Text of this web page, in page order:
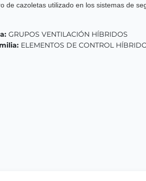
de cazoletas utilizado en los sistemas de
GRUPOS VENTILACIÓN HÍBRIDOS
ELEMENTOS DE CONTROL